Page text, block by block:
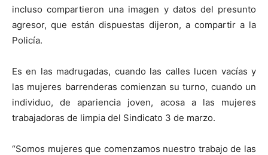
incluso compartieron una imagen y datos del presunto
agresor, que están dispuestas dijeron, a compartir a la
Policía.
Es en las madrugadas, cuando las calles lucen vacías y
las mujeres barrenderas comienzan su turno, cuando un
individuo, de apariencia joven, acosa a las mujeres
trabajadoras de limpia del Sindicato 3 de marzo.
“Somos mujeres que comenzamos nuestro trabajo de las